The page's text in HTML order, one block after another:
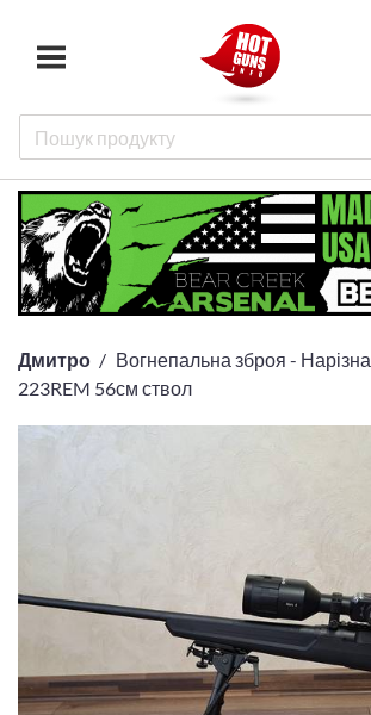
Дмитро Вогнепальна зброя - Нарізна
223REM 56см ствол